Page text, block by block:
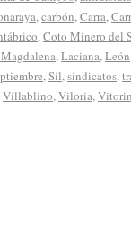
,carbón,Carra,
,Coto Minero del
,Laciana,León
,Sil,sindicatos,
Villablino,Viloria,